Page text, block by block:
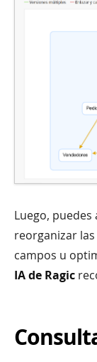
Luego,
reorganizar
campos u
IA de Ragic